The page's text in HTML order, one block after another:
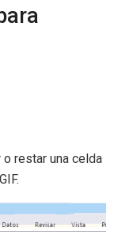
restar una celda